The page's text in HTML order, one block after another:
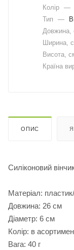
Колір —
Тип
—
Довжина,
Ширина,
Висота,
Країна
ОПИС
Силіконовий
Матеріал:
Довжина: 26 см
Діаметр: 6 см
Колір: в
Вага: 40 г